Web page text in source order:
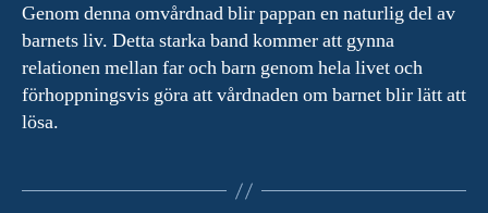
Genom denna omvårdnad blir pappan en naturlig del av
barnets liv. Detta starka band kommer att gynna
relationen mellan far och barn genom hela livet och
förhoppningsvis göra att vårdnaden om barnet blir lätt att
lösa.